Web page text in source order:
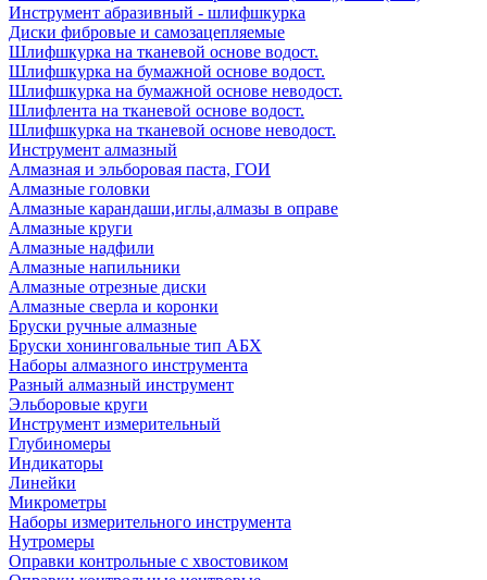
Инструмент абразивный - шлифшкурка
Диски фибровые и самозацепляемые
Шлифшкурка на тканевой основе водост.
Шлифшкурка на бумажной основе водост.
Шлифшкурка на бумажной основе неводост.
Шлифлента на тканевой основе водост.
Шлифшкурка на тканевой основе неводост.
Инструмент алмазный
Алмазная и эльборовая паста, ГОИ
Алмазные головки
Алмазные карандаши,иглы,алмазы в оправе
Алмазные круги
Алмазные надфили
Алмазные напильники
Алмазные отрезные диски
Алмазные сверла и коронки
Бруски ручные алмазные
Бруски хонинговальные тип АБХ
Наборы алмазного инструмента
Разный алмазный инструмент
Эльборовые круги
Инструмент измерительный
Глубиномеры
Индикаторы
Линейки
Микрометры
Наборы измерительного инструмента
Нутромеры
Оправки контрольные с хвостовиком